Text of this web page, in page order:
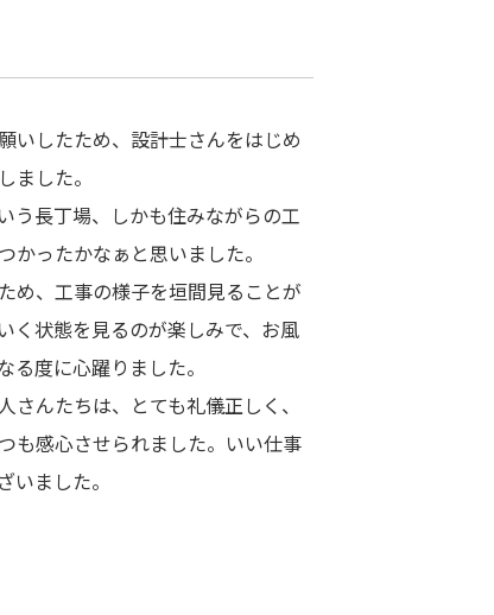
いしたため、設計士さんをはじめ
ました。
う長丁場、しかも住みながらの工
かったかなぁと思いました。
め、工事の様子を垣間見ることが
く状態を見るのが楽しみで、お風
る度に心躍りました。
んたちは、とても礼儀正しく、
も感心させられました。いい仕事
いました。